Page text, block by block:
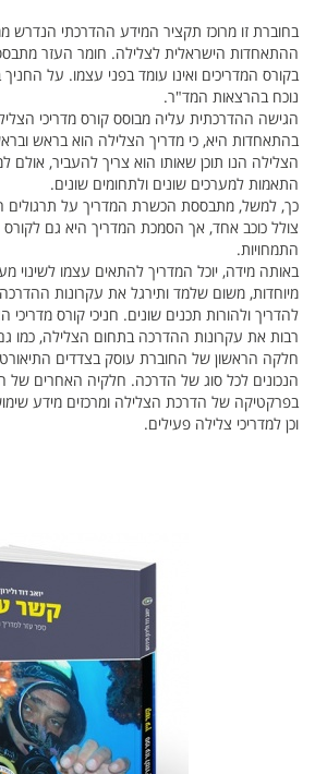
בחוברת זו מרוכז תקציר המידע ההדרכתי הנדרש
ההתאחדות הישראלית לצלילה. חומר העזר
בקורס המדריכים ואינו עומד בפני עצמו. על
נוכח בהרצאות המד"ר.
הגישה ההדרכתית עליה מבוסס קורס מדריכי
בהתאחדות היא, כי מדריך הצלילה הוא בראש
הצלילה הנו תוכן שאותו הוא צריך להעביר, אולם
התאמות למערכים שונים ולתחומים שונים.
כך, למשל, מתבססת הכשרת המדריך על תרגולים
צולל כוכב אחד, אך הסמכת המדריך היא גם לקורס
התמחויות.
באותה מידה, יוכל המדריך להתאים עצמו לשינוי
מיוחדות, משום שלמד ותירגל את עקרונות
להדריך ולהורות תכנים שונים. חניכי קורס מדריכי
רבות את עקרונות ההדרכה בתחום הצלילה, כמו
חלקה הראשון של החוברת עוסק בצדדים
הנכונים לכל סוג של הדרכה. חלקיה האחרים של
בפרקטיקה של הדרכת הצלילה ומרכזים מידע
וכן למדריכי צלילה פעילים.